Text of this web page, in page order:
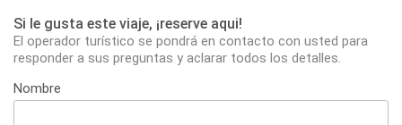
Si le gusta este viaje, ¡reserve aqui!
El operador turístico se pondrá en contacto con usted para
responder a sus preguntas y aclarar todos los detalles.
Nombre